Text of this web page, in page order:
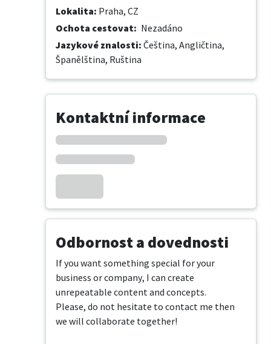
Lokalita: Praha, CZ
Ochota cestovat: Nezadáno
Jazykové znalosti: Čeština, Angličtina,
Španělština, Ruština
Kontaktní informace
Odbornost a dovednosti
If you want something special for your
business or company, I can create
unrepeatable content and concepts.
Please, do not hesitate to contact me then
we will collaborate together!